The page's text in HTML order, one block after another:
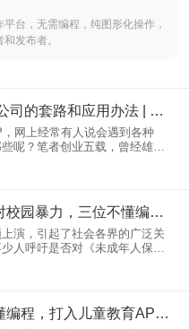
台，无需编程，纯图形化操作，
发布者。
详谈APP外包公司的套路和应用办法 | 一个五年创业者的分享
网上经常有人说会遇到各种
呢？笔者创业五载，曾经雄心
就选择了APP外包公司，结果
业本身都充满了各种质疑，稍
校园APP | 面对校园暴力，三位不懂编程的老师开发了一款心理辅导APP
演，引起了社会各界的广泛关
人呼吁是否对《未成年人保护
必须严惩校园欺凌。校园欺凌
心伤害要比想象中的严重的
教育APP | 不懂编程，打入儿童教育APP市场，八个月实现月入13万